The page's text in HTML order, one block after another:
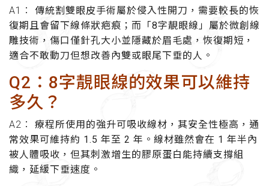
A1：
傳統割雙眼皮手術屬於侵入性開刀，需要較長的恢
復期且會留下線條狀疤痕；而「8字靚眼線」屬於微創線
雕技術，傷口僅針孔大小並隱藏於眉毛處，恢復期短，
適合不敢動刀但想改善內雙或眼尾下垂的人。
Q2：8字靚眼線的效果可以維持
多久？
A2：
療程所使用的強升可吸收線材，其安全性極高，通
常效果可維持約 1.5 年至 2 年。線材雖然會在 1 年半內
被人體吸收，但其刺激增生的膠原蛋白能持續支撐組
織，延緩下垂速度。